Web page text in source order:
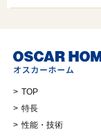
TOP
特長
性能・技術